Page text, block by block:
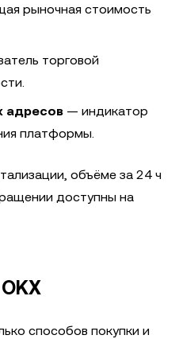
рыночная стоимость
торговой
адресов — индикатор
платформы.
объёме за 24 ч
доступны на
способов покупки и